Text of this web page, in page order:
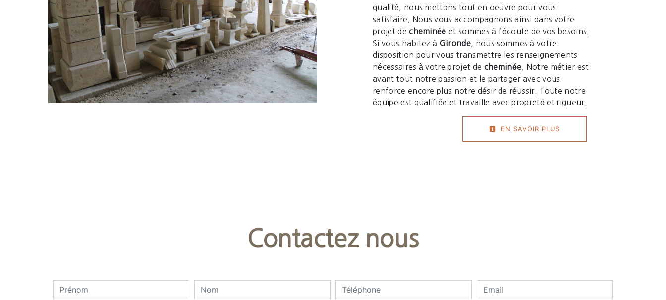
qualité, nous mettons tout en oeuvre pour vous
satisfaire. Nous vous accompagnons ainsi dans votre
projet decheminée et sommes à l’écoute de vos besoins.
Si vous habitez à Gironde , nous sommes à votre
disposition pour vous transmettre les renseignements
nécessaires à votre projet de cheminée . Notre métier est
avant tout notre passion et le partager avec vous
renforce encore plus notre désir de réussir. Toute notre
équipe est qualifiée et travaille avec propreté et rigueur.
EN SAVOIR PLUS
Contactez nous